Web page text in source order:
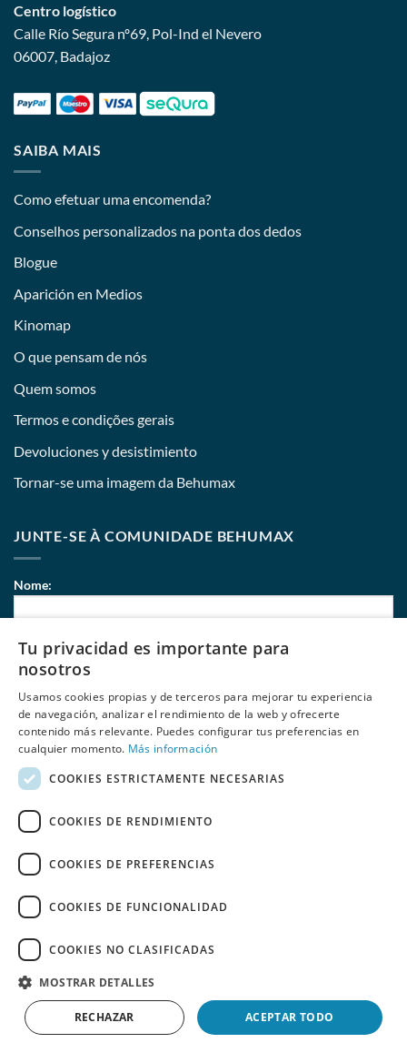
Centro logístico
Calle Río Segura nº69, Pol-Ind el Nevero
06007, Badajoz
SAIBA MAIS
Como efetuar uma encomenda?
Conselhos personalizados na ponta dos dedos
Blogue
Aparición en Medios
Kinomap
O que pensam de nós
Quem somos
Termos e condições gerais
Devoluciones y desistimiento
Tornar-se uma imagem da Behumax
JUNTE-SE À COMUNIDADE BEHUMAX
Nome:
Correio eletrónico:
de Behumax
SALDOS ELITE FIT FITNESS
DESPORTOS AQUÁTICOS
Copyright 2026 © Copyright 2026 © Copyright 2026 © Copyright
2026 © Copyright 2026 © Copyright 2026 © Copyright 2026 ©
Copyright 2026
Aviso legal- Política de cookies
Tu privacidad es importante para
nosotros
Usamos cookies propias y de terceros para mejorar tu experiencia
de navegación, analizar el rendimiento de la web y ofrecerte
contenido más relevante. Puedes configurar tus preferencias en
cualquier momento. Más información
COOKIES ESTRICTAMENTE NECESARIAS
COOKIES DE RENDIMIENTO
COOKIES DE PREFERENCIAS
COOKIES DE FUNCIONALIDAD
COOKIES NO CLASIFICADAS
MOSTRAR DETALLES
ACEPTAR TODO
RECHAZAR